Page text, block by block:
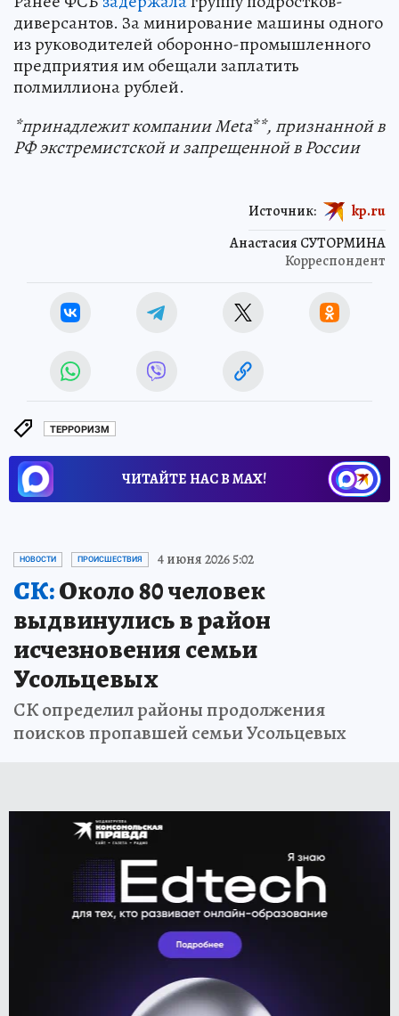
диверсантов. За минирование машины одного
из руководителей оборонно-промышленного
предприятия им обещали заплатить
полмиллиона рублей.
*принадлежит компании Meta**, признанной в
РФ экстремистской и запрещенной в России
Анастасия СУТОРМИНА
Корреспондент
Источник: kp.ru
ТЕРРОРИЗМ
ЧИТАЙТЕ НАС В МАХ!
НОВОСТИ ПРОИСШЕСТВИЯ 4 июня 2026 5:02
СК:Около 80 человек
выдвинулись в район
исчезновения семьи
Усольцевых
СК определил районы продолжения
поисков пропавшей семьи Усольцевых